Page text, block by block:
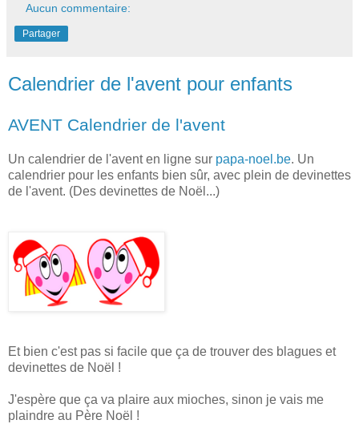
Aucun commentaire:
Partager
Calendrier de l'avent pour enfants
AVENT Calendrier de l'avent
Un calendrier de l'avent en ligne sur papa-noel.be. Un
calendrier pour les enfants bien sûr, avec plein de devinettes
de l'avent. (Des devinettes de Noël...)
Et bien c'est pas si facile que ça de trouver des blagues et
devinettes de Noël !
J'espère que ça va plaire aux mioches, sinon je vais me
plaindre au Père Noël !